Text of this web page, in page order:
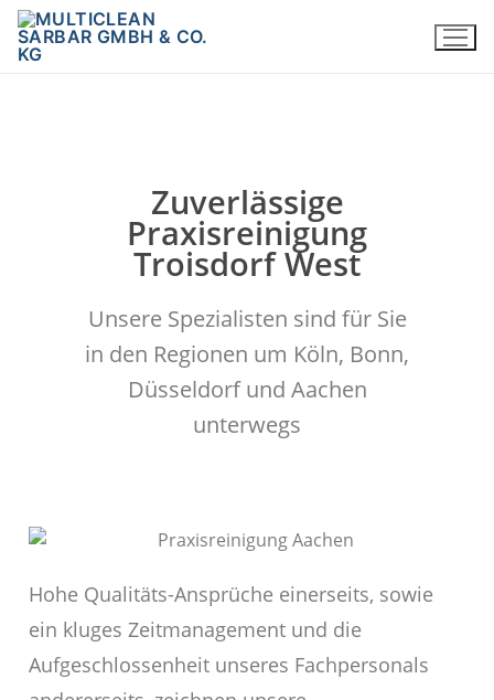
Zuverlässige
Praxisreinigung
Troisdorf West
Unsere Spezialisten sind für Sie
in den Regionen um Köln, Bonn,
Düsseldorf und Aachen
unterwegs
Hohe Qualitäts-Ansprüche einerseits, sowie
ein kluges Zeitmanagement und die
Aufgeschlossenheit unseres Fachpersonals